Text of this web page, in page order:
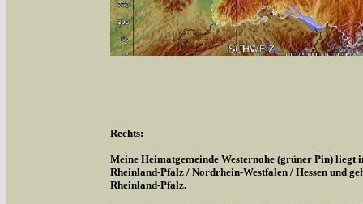
Rechts:
Meine Heimatgemeinde Westernohe (grüner Pin) liegt
Rheinland-Pfalz / Nordrhein-Westfalen / Hessen und
Rheinland-Pfalz.